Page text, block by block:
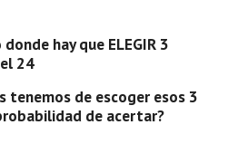
hay que ELEGIR 3
24
tenemos de escoger esos 3
de acertar?